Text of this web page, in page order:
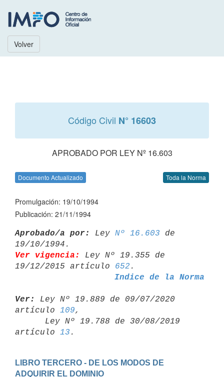
Volver
Código Civil N° 16603
APROBADO POR LEY Nº 16.603
Documento Actualizado Toda la Norma
Promulgación: 19/10/1994
Publicación: 21/11/1994
Aprobado/a por: Ley Nº 16.603 de
Ver vigencia:
Ley Nº 19.355 de
19/12/2015 artículo 652
Indice de la Norma
Ver:
Ley Nº 19.889 de 09/07/2020
artículo 109,
artículo 13
LIBRO TERCERO - DE LOS MODOS DE
ADQUIRIR EL DOMINIO